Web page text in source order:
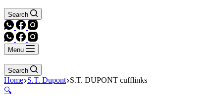
Search
Menu
Search
Home S.T. Dupont S.T. DUPONT cufflinks
🔍